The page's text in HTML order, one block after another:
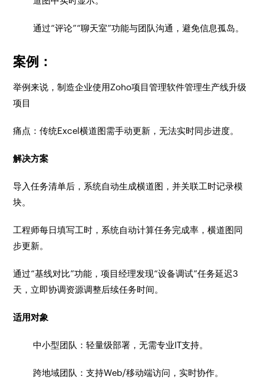
通过“评论”“聊天室”功能与团队沟通，避免信息孤岛。
案例：
举例来说，制造企业使用Zoho项目管理软件管理生产线升级
项目
痛点：传统Excel横道图需手动更新，无法实时同步进度。
解决方案
导入任务清单后，系统自动生成横道图，并关联工时记录模
块。
工程师每日填写工时，系统自动计算任务完成率，横道图同
步更新。
通过“基线对比”功能，项目经理发现“设备调试”任务延迟3
天，立即协调资源调整后续任务时间。
适用对象
中小型团队：轻量级部署，无需专业IT支持。
跨地域团队：支持Web/移动端访问，实时协作。